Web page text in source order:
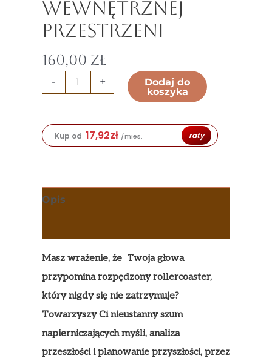
wewnętrznej
przestrzeni
160,00 zł
- +
Dodaj do
koszyka
Kup od 17,92zł /mies. raty
Opis
Masz wrażenie, że Twoja głowa
przypomina rozpędzony rollercoaster,
który nigdy się nie zatrzymuje?
Towarzyszy Ci nieustanny szum
napierniczających myśli, analiza
przeszłości i planowanie przyszłości, przez